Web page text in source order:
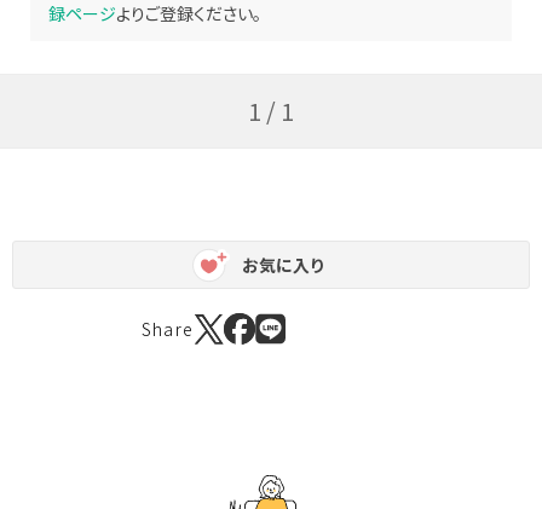
録ページよりご登録ください。
1 / 1
お気に入り
Share